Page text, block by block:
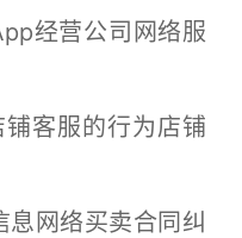
营公司网络服
客服的行为店铺
络买卖合同纠